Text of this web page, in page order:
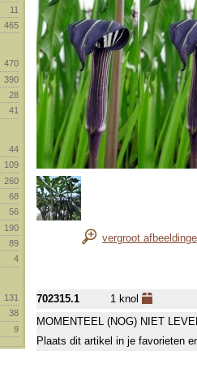
11
465
470
390
28
41
44
109
260
68
56
190
89
4
131
38
9
vergroot
702315.1
1 knol
MOMENTEEL (NOG) NIET
Plaats dit artikel in je favorieten